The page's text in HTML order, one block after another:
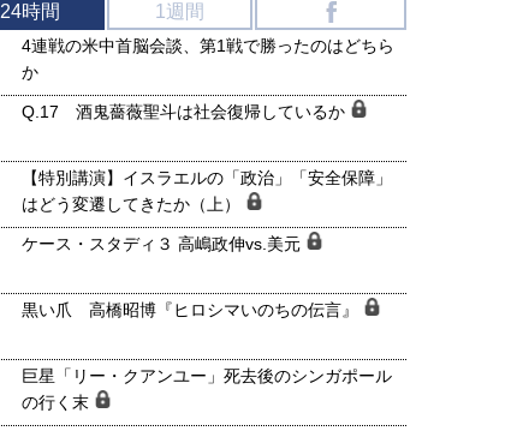
24時間 1週間
4連戦の米中首脳会談、第1戦で勝ったのはどちら
か
Q.17 酒鬼薔薇聖斗は社会復帰しているか
【特別講演】イスラエルの「政治」「安全保障」
はどう変遷してきたか（上）
ケース・スタディ３ 高嶋政伸vs.美元
黒い爪 高橋昭博『ヒロシマいのちの伝言』
巨星「リー・クアンユー」死去後のシンガポール
の行く末